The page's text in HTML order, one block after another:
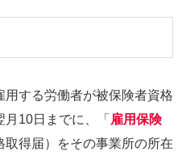
する労働者が被保険者資格
10日までに、「 雇用保険
取得届）をその事業所の所在